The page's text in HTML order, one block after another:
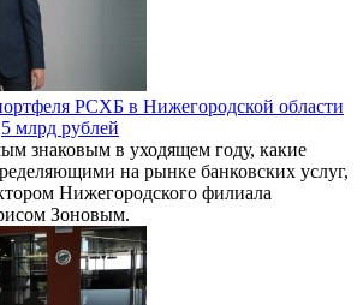
РСХБ в Нижегородской области
млрд рублей
знаковым в уходящем году, какие
на рынке банковских услуг,
Нижегородского филиала
Зоновым.